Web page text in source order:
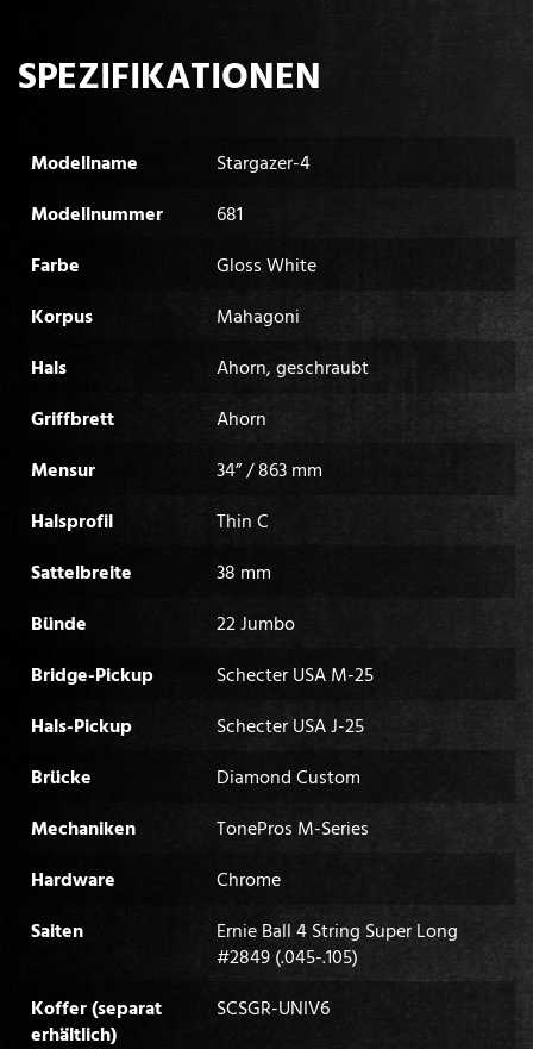
SPEZIFIKATIONEN
Modellname
Stargazer-4
Modellnummer
681
Farbe
Gloss White
Korpus
Mahagoni
Hals
Ahorn, geschraubt
Griffbrett
Ahorn
Mensur
34” / 863 mm
Halsprofil
Thin C
Sattelbreite
38 mm
Bünde
22 Jumbo
Bridge-Pickup
Schecter USA M-25
Hals-Pickup
Schecter USA J-25
Brücke
Diamond Custom
Mechaniken
TonePros M-Series
Hardware
Chrome
Saiten
Ernie Ball 4 String Super Long
#2849 (.045-.105)
Koffer (separat
erhältlich)
SCSGR-UNIV6